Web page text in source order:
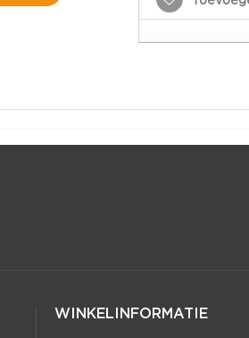
WINKELINFORMATIE